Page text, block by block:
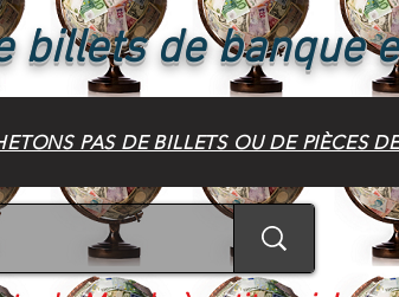
billets de banque
PAS DE BILLETS OU DE PIÈCES